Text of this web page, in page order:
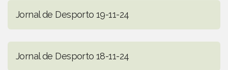
Jornal de Desporto 19-11-24
Jornal de Desporto 18-11-24